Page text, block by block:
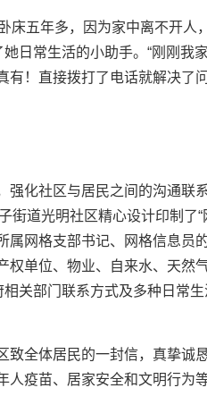
床五年多，因为家中离不开人
她日常生活的小助手。“刚刚我
有！直接拨打了电话就解决了
强化社区与居民之间的沟通联
街道光明社区精心设计印制了
属网格支部书记、网格信息员
单位、物业、自来水、天然
相关部门联系方式及多种日常
致全体居民的一封信，真挚诚
人疫苗、居家安全和文明行为